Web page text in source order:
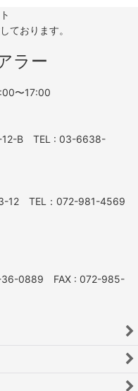
ております。
ラー
〜17:00
12-B TEL : 03-6638-
3-12 TEL：072-981-4569
36-0889 FAX : 072-985-